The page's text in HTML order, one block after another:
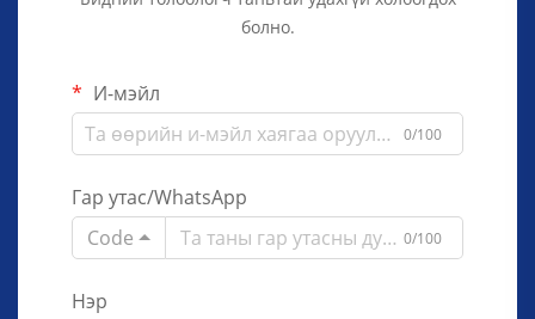
болно.
И-мэйл
0/100
Гар утас/WhatsApp
Code
0/100
Нэр